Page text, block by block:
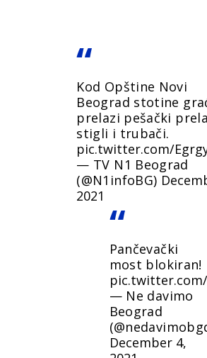
Kod Opštine Novi
Beograd stotine
prelazi pešački
stigli i trubači.
pic.twitter.com/
— TV N1 Beograd
(@N1infoBG)
2021
Pančevački
most blokiran!
pic.twitter.com/
— Ne davimo
Beograd
December 4,